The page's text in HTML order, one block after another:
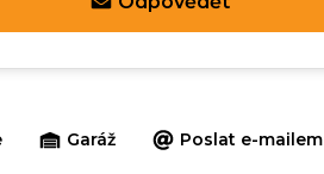
Garáž
Poslat e-mailem